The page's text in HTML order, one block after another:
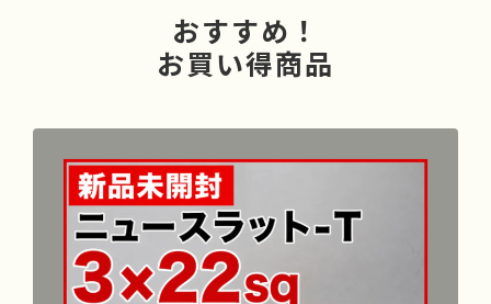
おすすめ！
お買い得商品
サービス一覧
料金について
お得な在庫商品
よくある質問